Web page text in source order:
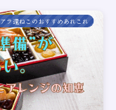
アラ還ねこのおすすめあれこれ